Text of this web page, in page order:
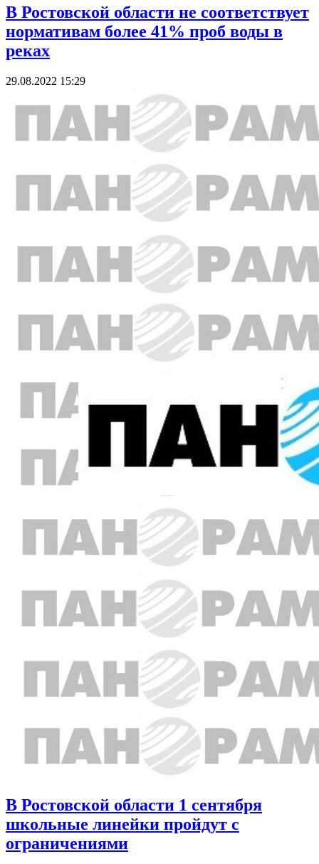
В Ростовской области не соответствует
нормативам более 41% проб воды в
реках
29.08.2022 15:29
В Ростовской области 1 сентября
школьные линейки пройдут с
ограничениями